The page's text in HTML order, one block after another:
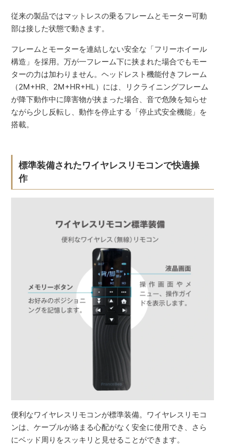
従来の製品ではマットレスの乗るフレームとモーター可動
部は接した状態で動きます。
フレームとモーターを連結しない安全な「フリーホイール
構造」を採用。万が一フレーム下に挟まれた場合でもモー
ターの力は加わりません。ヘッドレスト機能付きフレーム
（2M+HR、2M+HR+HL）には、リクライニングフレーム
が降下動作中に障害物が挟まった場合、音で危険を知らせ
ながら少し反転し、動作を停止する「停止式安全機能」を
搭載。
標準装備されたワイヤレスリモコンで快適操
作
便利なワイヤレスリモコンが標準装備。ワイヤレスリモコ
ンは、ケーブルが絡まる心配がなく安全に使用でき、さら
にベッド周りをスッキリと見せることができます。